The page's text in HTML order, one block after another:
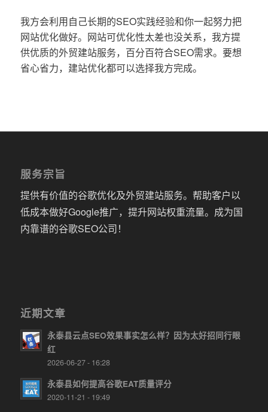
我方会利用自己长期的SEO实践经验和你一起努力把
网站优化做好。网站可优化性太差也没关系，我方提
供优质的外贸建站服务，百分百符合SEO需求。要想
省心省力，建站优化都可以选择我方完成。
服务宗旨
提供有价值的谷歌优化及外贸建站服务。帮助客户以
低成本做好Google推广，提升网站权重流量。成为国
内靠谱的谷歌SEO公司！
近期文章
永泰县云点SEO效果事实怎么样？因为太好招同行眼
红
2026-06-27 - 16:28
永泰县如何提高谷歌EAT质量评分
2020-11-21 - 19:49